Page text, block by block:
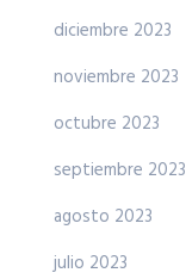
diciembre 2023
noviembre 2023
octubre 2023
septiembre 2023
agosto 2023
julio 2023